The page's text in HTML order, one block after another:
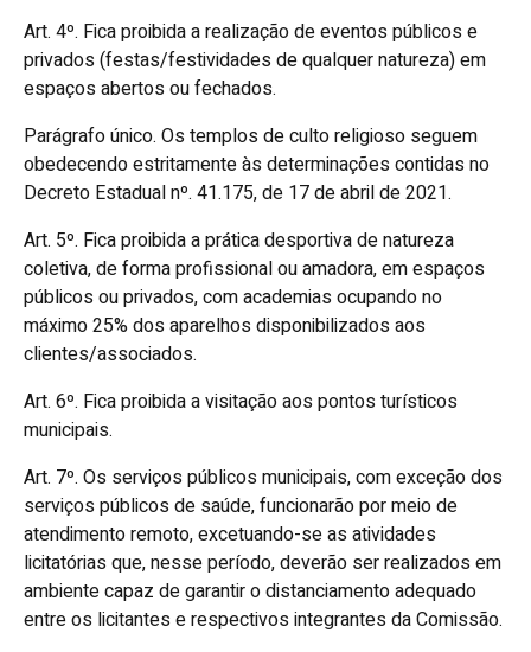
Art. 4º. Fica proibida a realização de eventos públicos e
privados (festas/festividades de qualquer natureza) em
espaços abertos ou fechados.
Parágrafo único. Os templos de culto religioso seguem
obedecendo estritamente às determinações contidas no
Decreto Estadual nº. 41.175, de 17 de abril de 2021.
Art. 5º. Fica proibida a prática desportiva de natureza
coletiva, de forma profissional ou amadora, em espaços
públicos ou privados, com academias ocupando no
máximo 25% dos aparelhos disponibilizados aos
clientes/associados.
Art. 6º. Fica proibida a visitação aos pontos turísticos
municipais.
Art. 7º. Os serviços públicos municipais, com exceção dos
serviços públicos de saúde, funcionarão por meio de
atendimento remoto, excetuando-se as atividades
licitatórias que, nesse período, deverão ser realizados em
ambiente capaz de garantir o distanciamento adequado
entre os licitantes e respectivos integrantes da Comissão.